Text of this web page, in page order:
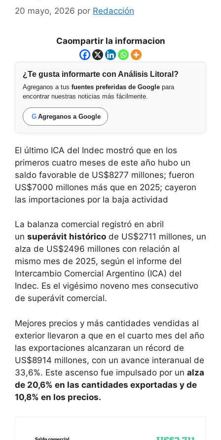
20 mayo, 2026 por Redacción
Caompartir la informacion
¿Te gusta informarte con Análisis Litoral?
Agreganos a tus fuentes preferidas de Google para
encontrar nuestras noticias más fácilmente.
G Agreganos a Google
El último ICA del Indec mostró que en los
primeros cuatro meses de este año hubo un
saldo favorable de US$8277 millones; fueron
US$7000 millones más que en 2025; cayeron
las importaciones por la baja actividad
La balanza comercial registró en abril
un superávit histórico de US$2711 millones, un
alza de US$2496 millones con relación al
mismo mes de 2025, según el informe del
Intercambio Comercial Argentino (ICA) del
Indec. Es el vigésimo noveno mes consecutivo
de superávit comercial.
Mejores precios y más cantidades vendidas al
exterior llevaron a que en el cuarto mes del año
las exportaciones alcanzaran un récord de
US$8914 millones, con un avance interanual de
33,6%. Este ascenso fue impulsado por un alza
de 20,6% en las cantidades exportadas y de
10,8% en los precios.